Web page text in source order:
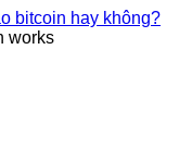
bitcoin hay không?
works